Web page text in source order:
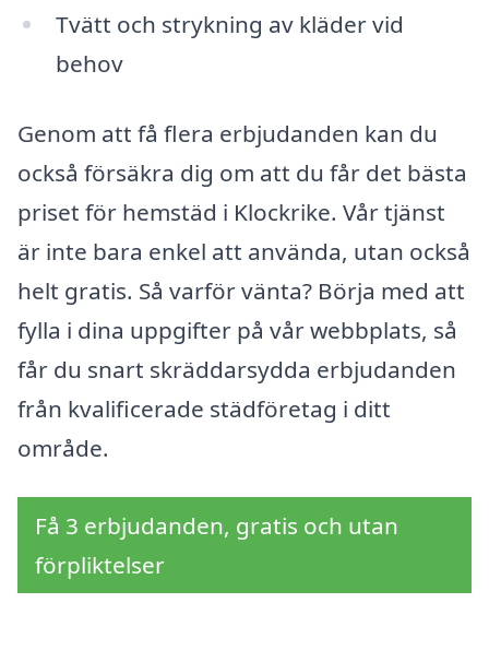
Tvätt och strykning av kläder vid
behov
Genom att få flera erbjudanden kan du
också försäkra dig om att du får det bästa
priset för hemstäd i Klockrike. Vår tjänst
är inte bara enkel att använda, utan också
helt gratis. Så varför vänta? Börja med att
fylla i dina uppgifter på vår webbplats, så
får du snart skräddarsydda erbjudanden
från kvalificerade städföretag i ditt
område.
Få 3 erbjudanden, gratis och utan
förpliktelser